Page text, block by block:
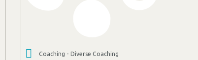
Coaching - Diverse Coaching